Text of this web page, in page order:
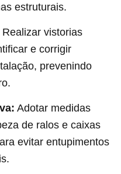
estruturais.
Realizar vistorias
e corrigir
prevenindo
Adotar medidas
de ralos e caixas
evitar entupimentos